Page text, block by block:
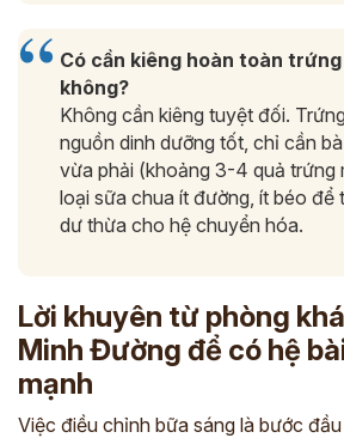
Có cần kiêng hoàn toàn
không?
Không cần kiêng tuyệt đối.
nguồn dinh dưỡng tốt, chỉ cần
vừa phải (khoảng 3-4 quả trứng
loại sữa chua ít đường, ít béo để
dư thừa cho hệ chuyển hóa.
Lời khuyên từ phòng
Minh Đường để có hệ
mạnh
Việc điều chỉnh bữa sáng là bước